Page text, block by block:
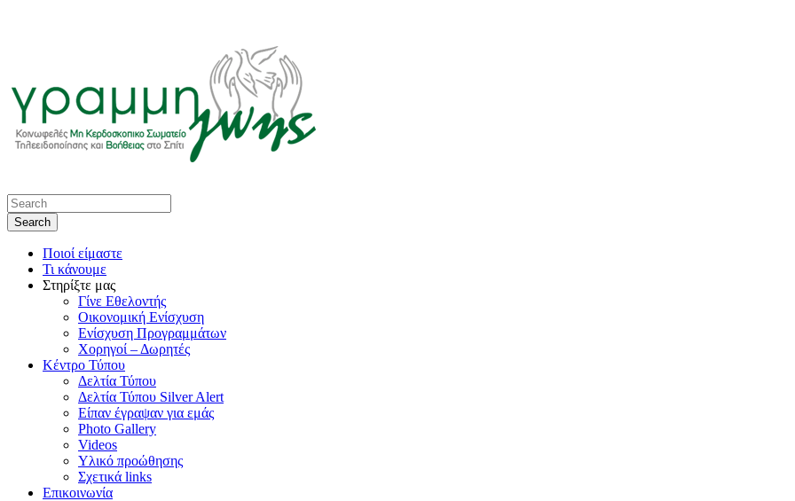
Ποιοί είμαστε
Τι κάνουμε
Στηρίξτε μας
Γίνε Εθελοντής
Οικονομική Ενίσχυση
Ενίσχυση Προγραμμάτων
Χορηγοί – Δωρητές
Κέντρο Τύπου
Δελτία Τύπου
Δελτία Τύπου Silver Alert
Είπαν έγραψαν για εμάς
Photo Gallery
Videos
Υλικό προώθησης
Σχετικά links
Επικοινωνία